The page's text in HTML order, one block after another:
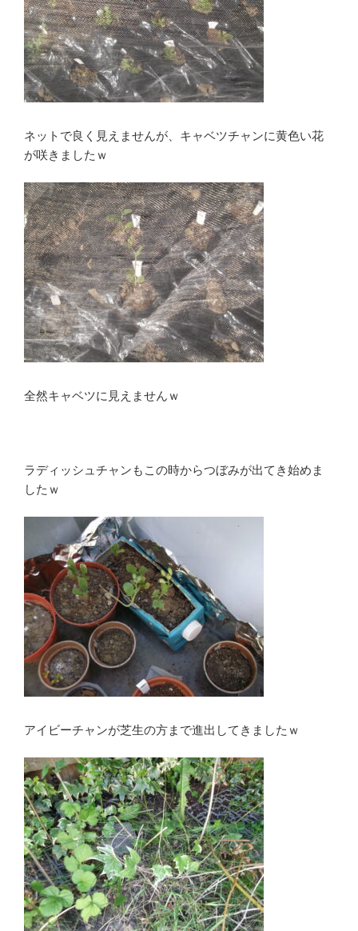
ネットで良く見えませんが、キャベツチャンに黄色い花
が咲きましたｗ
全然キャベツに見えませんｗ
ラディッシュチャンもこの時からつぼみが出てき始めま
したｗ
アイビーチャンが芝生の方まで進出してきましたｗ